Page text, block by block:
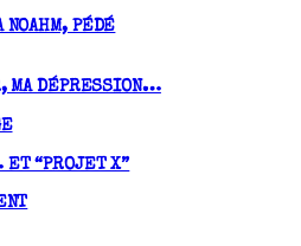
NOAHM, PÉDÉ
MA DÉPRESSION…
“PROJET X”